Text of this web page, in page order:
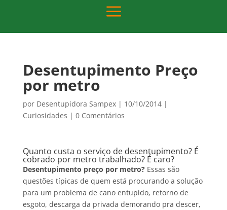
a
Desentupimento Preço
por metro
por Desentupidora Sampex| 10/10/2014|
Curiosidades | 0 Comentários
Quanto custa o serviço de desentupimento? É
cobrado por metro trabalhado? É caro?
Desentupimento preço por metro?Essas são
questões típicas de quem está procurando a solução
para um problema de cano entupido, retorno de
esgoto, descarga da privada demorando pra descer,